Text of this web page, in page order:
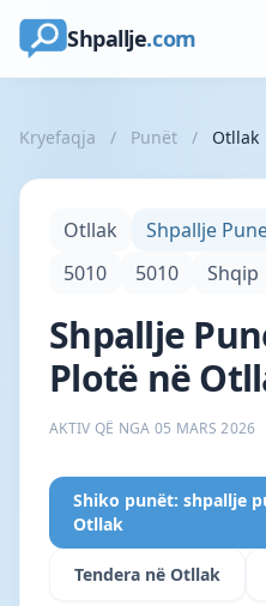
Shpallje.com
Kryefaqja / Punët / Otllak
Otllak
Shpallje
5010
5010 Shqip
Shpallje
Plotë në
AKTIV QË NGA 05 MARS 2026
Shiko punët: shpallje
Otllak
Tendera në Otllak